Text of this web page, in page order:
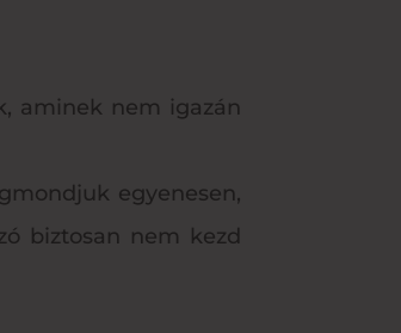
aminek nem igazán
egyenesen,
biztosan nem kezd